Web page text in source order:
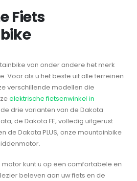
Fiets
van onder andere het merk
Voor als u het beste uit alle terreinen
verschillende modellen die
elektrische fietsenwinkel in
de drie varianten van de Dakota
de Dakota FE, volledig uitgerust
de Dakota PLUS, onze mountainbike
motor kunt u op een comfortabele en
beleven aan uw fiets en de